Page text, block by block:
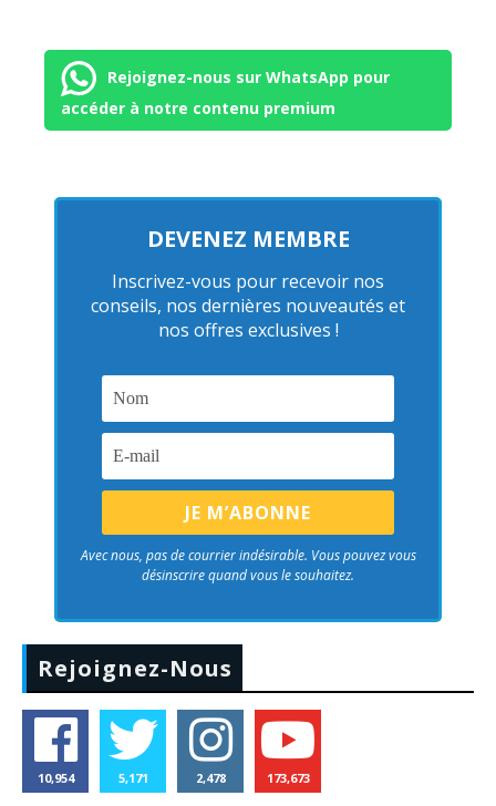
Rejoignez-nous sur WhatsApp pour
accéder à notre contenu premium
DEVENEZ MEMBRE
Inscrivez-vous pour recevoir nos
conseils, nos dernières nouveautés et
nos offres exclusives !
Avec nous, pas de courrier indésirable. Vous pouvez vous
désinscrire quand vous le souhaitez.
Rejoignez-Nous
10,954 5,171 2,478 173,673